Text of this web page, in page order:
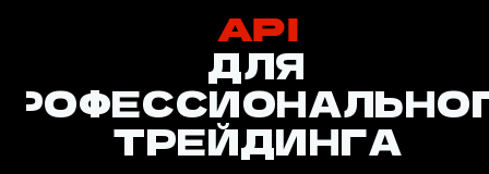
API
ДЛЯ
ТРЕЙДИНГА